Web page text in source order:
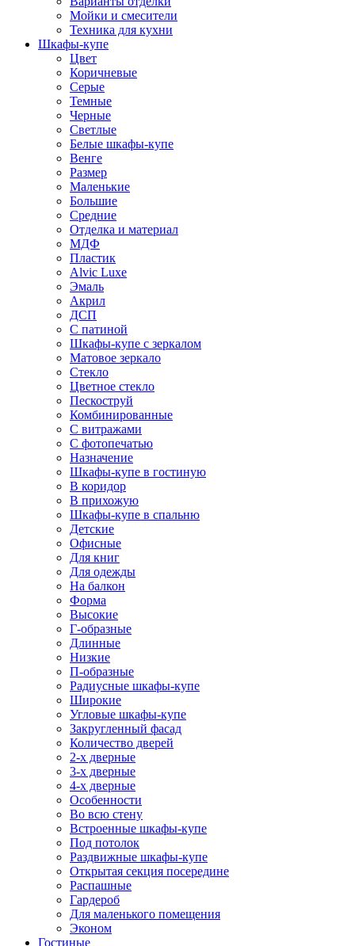
Мойки и смесители
Техника для кухни
Шкафы-купе
Цвет
Коричневые
Серые
Темные
Черные
Светлые
Белые шкафы-купе
Венге
Размер
Маленькие
Большие
Средние
Отделка и материал
МДФ
Пластик
Alvic Luxe
Эмаль
Акрил
ДСП
С патиной
Шкафы-купе с зеркалом
Матовое зеркало
Стекло
Цветное стекло
Пескоструй
Комбинированные
С витражами
С фотопечатью
Назначение
Шкафы-купе в гостиную
В коридор
В прихожую
Шкафы-купе в спальню
Детские
Офисные
Для книг
Для одежды
На балкон
Форма
Высокие
Г-образные
Длинные
Низкие
П-образные
Радиусные шкафы-купе
Широкие
Угловые шкафы-купе
Закругленный фасад
Количество дверей
2-х дверные
3-х дверные
4-х дверные
Особенности
Во всю стену
Встроенные шкафы-купе
Под потолок
Раздвижные шкафы-купе
Открытая секция посередине
Распашные
Гардероб
Для маленького помещения
Эконом
Гостиные